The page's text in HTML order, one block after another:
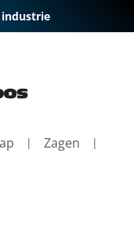
Zagen